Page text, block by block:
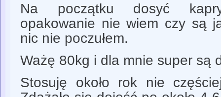
Na początku dosyć
opakowanie nie wiem czy są
nic nie poczułem.
Ważę 80kg i dla mnie super są
Stosuję około rok nie